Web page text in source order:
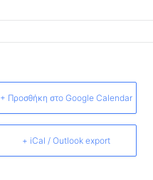
+ Προσθήκη στο Google Calendar
+ iCal / Outlook export